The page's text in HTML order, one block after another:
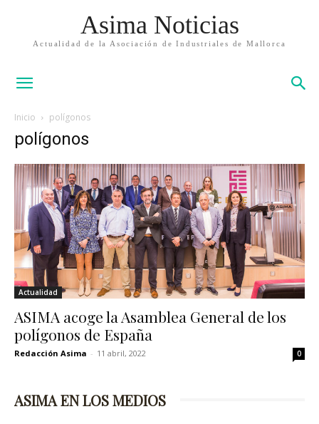
Asima Noticias
Actualidad de la Asociación de Industriales de Mallorca
Inicio polígonos
polígonos
Actualidad
ASIMA acoge la Asamblea General de los
polígonos de España
Redacción Asima - 11 abril, 2022 0
ASIMA EN LOS MEDIOS